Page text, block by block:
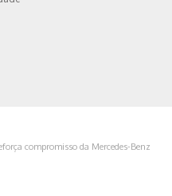
compromisso da Mercedes-Benz